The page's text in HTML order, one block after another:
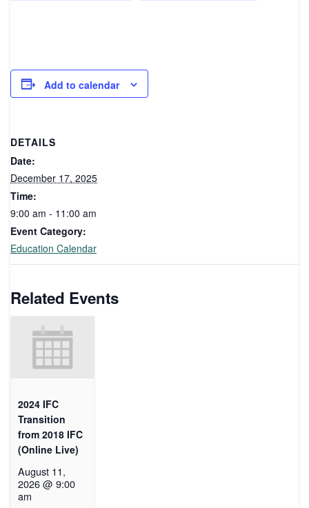
Add to calendar
DETAILS
Date:
December 17, 2025
Time:
9:00 am - 11:00 am
Event Category:
Education Calendar
Related Events
2024 IFC
Transition
from 2018 IFC
(Online Live)
August 11,
2026 @ 9:00
am